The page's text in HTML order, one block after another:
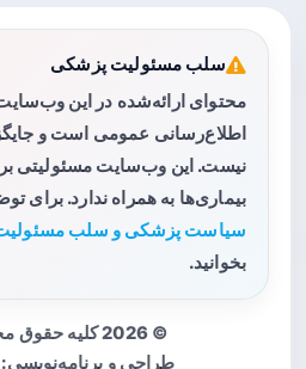
سلب مسئولیت پزشکی
محتوای ارائه‌شده در این
اطلاع‌رسانی عمومی است و
نیست. این وب‌سایت مسئولیتی
بیماری‌ها به همراه ندارد. برای
سیاست پزشکی و سلب
بخوانید.
© 2026 کلیه حقوق محفوظ است.
طراحی و برنامه‌نویسی: